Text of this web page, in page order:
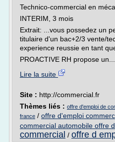
Technico-commercial en
INTERIM, 3 mois
Extrait: ...vous possedez un
titulaire d'un bac+2/3 vente/
experience reussie en tant
PROACTIVE RH propose un...
Lire la suite
Site : http://commercial.fr
Thèmes liés : offre d'emploi de
france / offre d'emploi
commercial automobile offre
commercial / offre d